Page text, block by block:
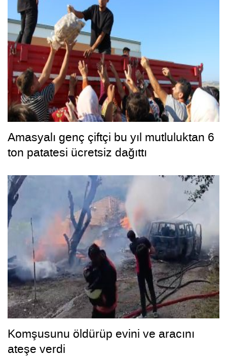
Amasyalı genç çiftçi bu yıl mutluluktan 6
ton patatesi ücretsiz dağıttı
Komşusunu öldürüp evini ve aracını
ateşe verdi